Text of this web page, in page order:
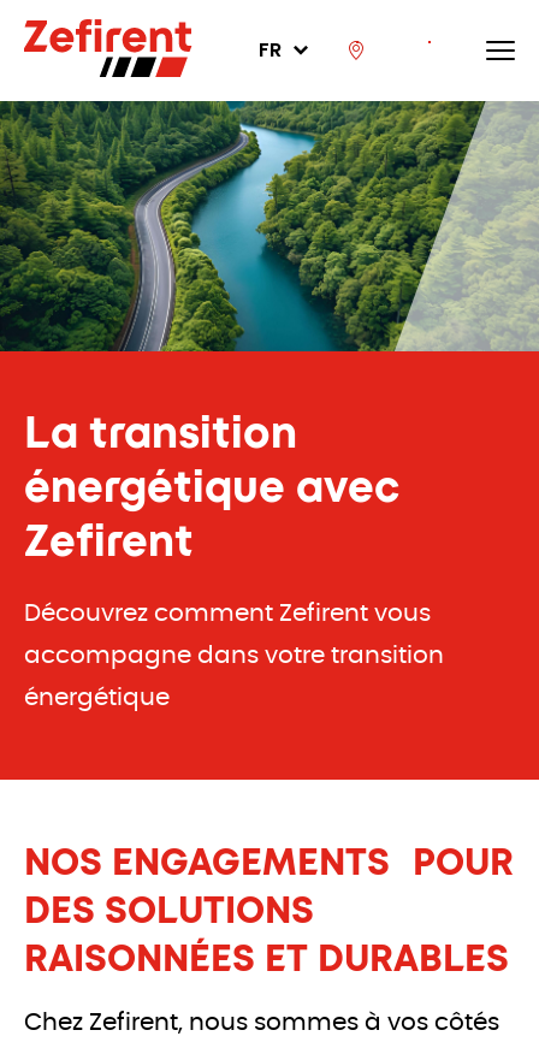
FR
La transition
énergétique avec
Zefirent
Découvrez comment Zefirent vous
accompagne dans votre transition
énergétique
NOS ENGAGEMENTS POUR
DES SOLUTIONS
RAISONNÉES ET DURABLES
Chez Zefirent, nous sommes à vos côtés